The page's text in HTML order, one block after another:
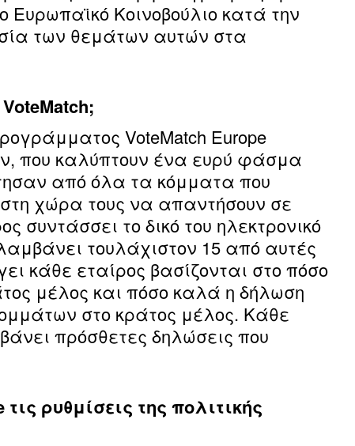
Κοινοβούλιο κατά την
των θεμάτων αυτών στα
VoteMatch Europe
που καλύπτουν ένα ευρύ φάσμα
από όλα τα κόμματα που
χώρα τους να απαντήσουν σε
συντάσσει το δικό του ηλεκτρονικό
τουλάχιστον 15 από αυτές
κάθε εταίρος βασίζονται στο πόσο
μέλος και πόσο καλά η δήλωση
στο κράτος μέλος. Κάθε
πρόσθετες δηλώσεις που
ρυθμίσεις της πολιτικής